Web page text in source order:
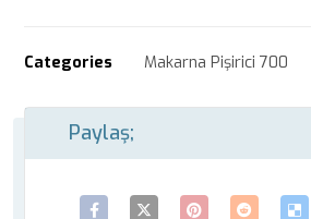
Categories Makarna Pişirici 700